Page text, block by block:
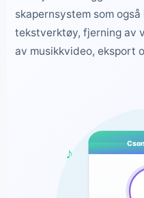
skapernsystem som
tekstverktøy, fjerning av
av musikkvideo, eksport
♪